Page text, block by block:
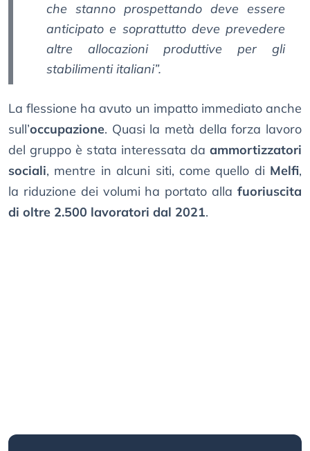
che stanno prospettando deve essere
anticipato e soprattutto deve prevedere
altre allocazioni produttive per gli
stabilimenti italiani”.
La flessione ha avuto un impatto immediato anche
sull’occupazione. Quasi la metà della forza lavoro
del gruppo è stata interessata da ammortizzatori
sociali, mentre in alcuni siti, come quello di Melfi,
la riduzione dei volumi ha portato alla fuoriuscita
di oltre 2.500 lavoratori dal 2021.